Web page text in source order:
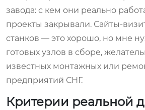
завода: с кем они реально
проекты закрывали. Сайты-
станков — это хорошо, но мне
готовых узлов в сборе,
известных монтажных или
предприятий СНГ.
Критерии реальной